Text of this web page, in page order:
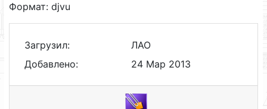
Формат: djvu
Загрузил:
ЛАО
Добавлено:
24 Мар 2013